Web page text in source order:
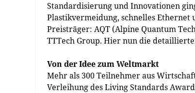
Standardisierung und Innovationen
Plastikvermeidung, schnelles
Preisträger: AQT (Alpine Quantum
TTTech Group. Hier nun die
Von der Idee zum Weltmarkt
Mehr als 300 Teilnehmer aus
Verleihung des Living Standards